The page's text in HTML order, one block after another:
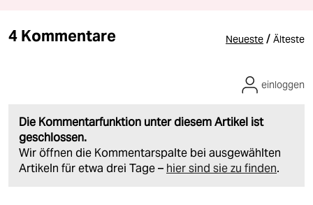
4 Kommentare Neueste / Älteste
Die Kommentarfunktion unter diesem Artikel ist
geschlossen.
Wir öffnen die Kommentarspalte bei ausgewählten
Artikeln für etwa drei Tage – hier sind sie zu finden.
einloggen